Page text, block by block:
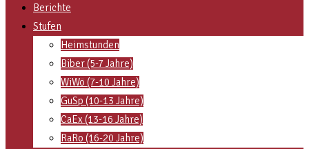
Berichte
Stufen
Heimstunden
Biber (5-7 Jahre)
WiWö (7-10 Jahre)
GuSp (10-13 Jahre)
CaEx (13-16 Jahre)
RaRo (16-20 Jahre)